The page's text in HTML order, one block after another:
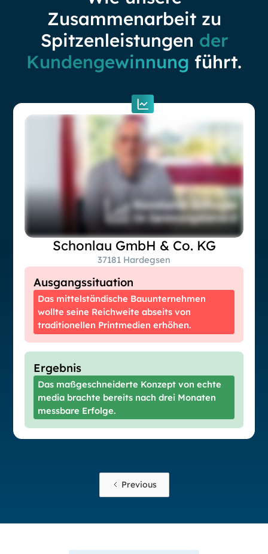
Zusammenarbeit zu
Spitzenleistungen der
Kundengewinnung führt.
Ausgangssituation
Das mittelständische Bauunternehmen
wollte seine Reichweite abseits von
traditionellen Printmedien erhöhen.
Ergebnis
Das maßgeschneiderte Konzept von echte
media brachte bereits nach drei Monaten
messbare Erfolge.
Schonlau GmbH & Co. KG
37181 Hardegsen
Previous